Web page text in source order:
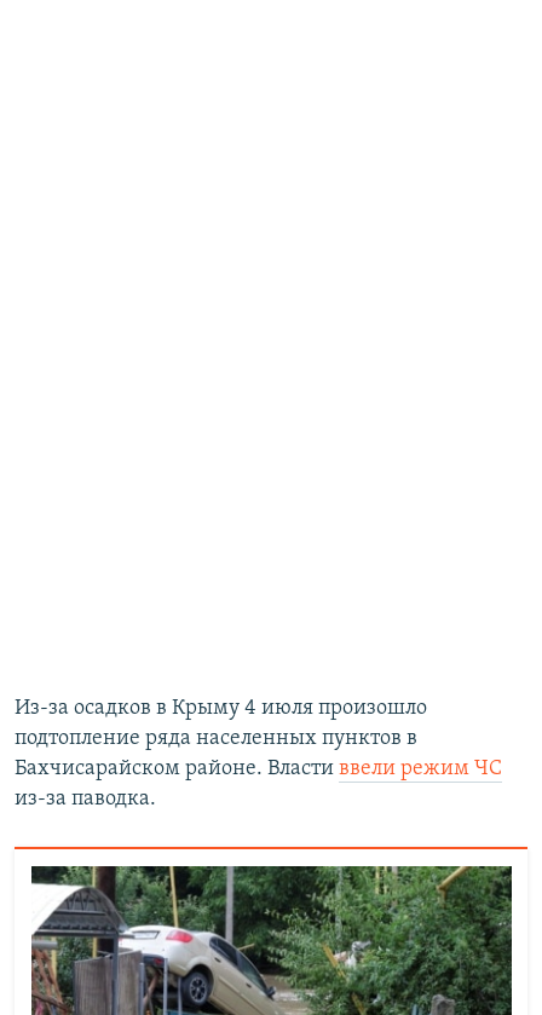
Из-за осадков в Крыму 4 июля произошло
подтопление ряда населенных пунктов в
Бахчисарайском районе. Власти ввели режим ЧС
из-за паводка.